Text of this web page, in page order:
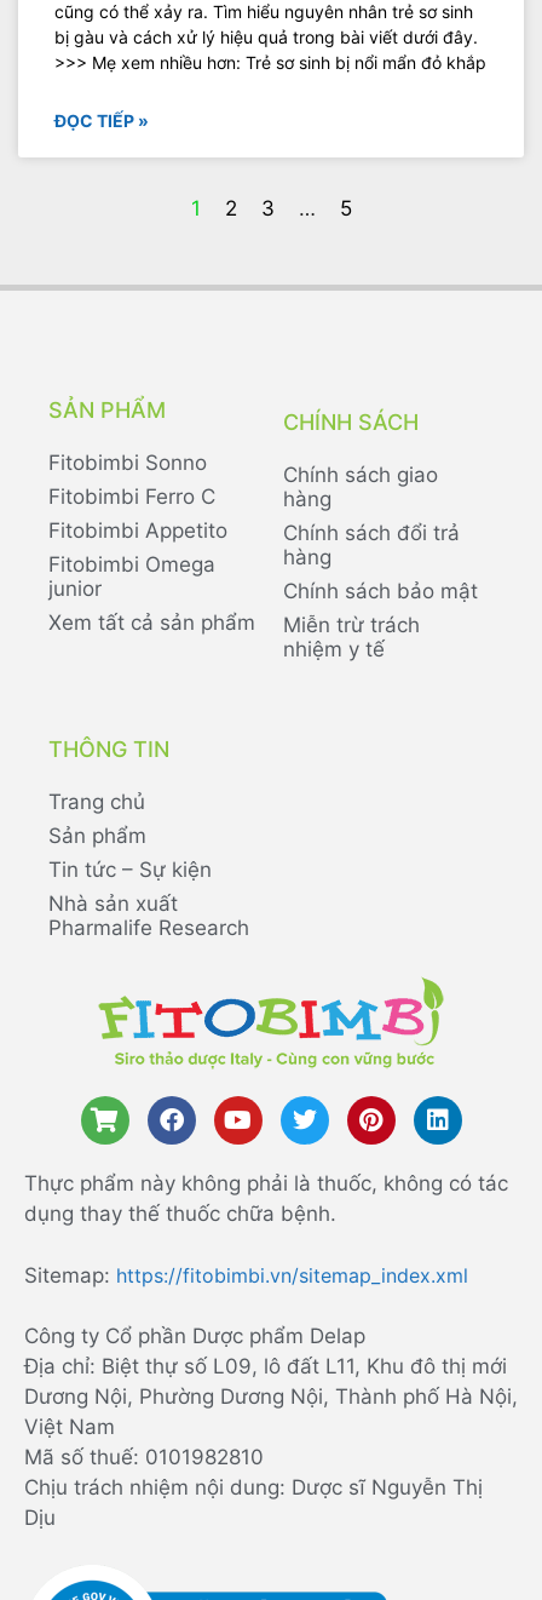
cũng có thể xảy ra. Tìm hiểu nguyên nhân trẻ sơ sinh
bị gàu và cách xử lý hiệu quả trong bài viết dưới đây.
>>> Mẹ xem nhiều hơn: Trẻ sơ sinh bị nổi mẩn đỏ khắp
ĐỌC TIẾP »
1 2 3 … 5
SẢN PHẨM
Fitobimbi Sonno
Fitobimbi Ferro C
Fitobimbi Appetito
Fitobimbi Omega
junior
Xem tất cả sản phẩm
CHÍNH SÁCH
Chính sách giao
hàng
Chính sách đổi trả
hàng
Chính sách bảo mật
Miễn trừ trách
nhiệm y tế
THÔNG TIN
Trang chủ
Sản phẩm
Tin tức – Sự kiện
Nhà sản xuất
Pharmalife Research
Thực phẩm này không phải là thuốc, không có tác
dụng thay thế thuốc chữa bệnh.
Sitemap: https://fitobimbi.vn/sitemap_index.xml
Công ty Cổ phần Dược phẩm Delap
Địa chỉ: Biệt thự số L09, lô đất L11, Khu đô thị mới
Dương Nội, Phường Dương Nội, Thành phố Hà Nội,
Việt Nam
Mã số thuế: 0101982810
Chịu trách nhiệm nội dung: Dược sĩ Nguyễn Thị
Dịu